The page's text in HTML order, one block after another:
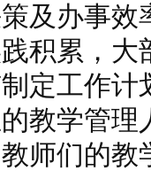
及办事效
积累，
定工作计
教学管
师们的教